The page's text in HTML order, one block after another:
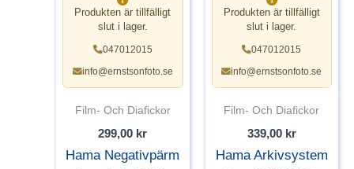
Produkten är tillfälligt
slut i lager.
047012015
info@ernstsonfoto.se
Film- Och Diafickor
299,00 kr
Hama Negativpärm
Produkten är tillfälligt
slut i lager.
047012015
info@ernstsonfoto.se
Film- Och Diafickor
339,00 kr
Hama Arkivsystem